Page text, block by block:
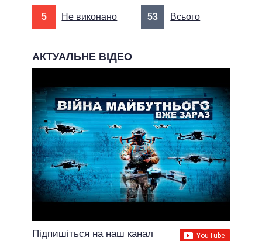
5 Не виконано 53 Всього
АКТУАЛЬНЕ ВІДЕО
Підпишіться на наш канал